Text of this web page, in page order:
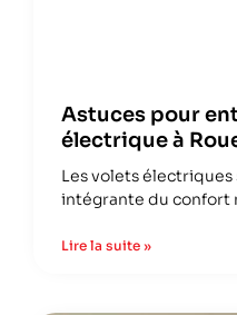
Astuces pour
électrique à
Les volets
intégrante du confort
Lire la suite »